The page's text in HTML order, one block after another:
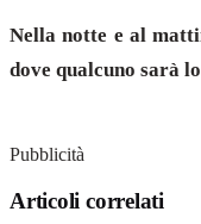
Nella notte e al
dove qualcuno sarà
Pubblicità
Articoli correlati